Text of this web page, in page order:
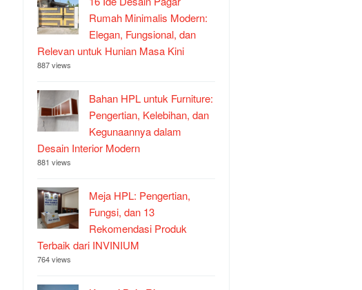
Rumah Minimalis Modern:
Elegan, Fungsional, dan
Relevan untuk Hunian Masa Kini
887 views
Bahan HPL untuk Furniture:
Pengertian, Kelebihan, dan
Kegunaannya dalam
Desain Interior Modern
881 views
Meja HPL: Pengertian,
Fungsi, dan 13
Rekomendasi Produk
Terbaik dari INVINIUM
764 views